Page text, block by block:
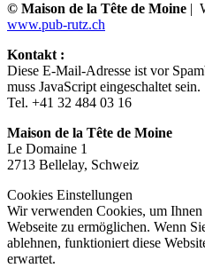
© Maison de la Tête de Moine |
www.pub-rutz.ch
Kontakt :
Diese E-Mail-Adresse ist vor
muss JavaScript eingeschaltet sein.
Tel. +41 32 484 03 16
Maison de la Tête de Moine
Le Domaine 1
2713 Bellelay, Schweiz
Cookies Einstellungen
Wir verwenden Cookies, um Ihnen
Webseite zu ermöglichen. Wenn
ablehnen, funktioniert diese
erwartet.